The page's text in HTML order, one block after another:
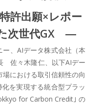
許出願×レポー
た次世代GX ―
、AIデータ株式会社（本
佐々木隆仁、以下AIデー
における取引信頼性の向
を実現する統合型プラッ
for Carbon Credit｣ の